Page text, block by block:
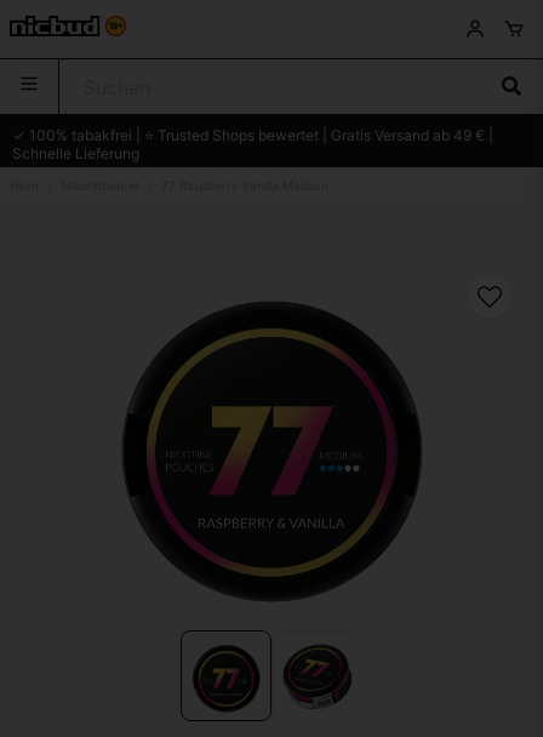
✓ 100% tabakfrei | ⭐ Trusted Shops bewertet | Gratis Versand ab 49 € |
Schnelle Lieferung